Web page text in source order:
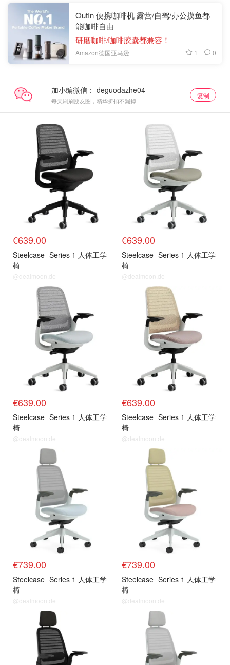
OutIn 便携咖啡机 露营/自驾/办公摸鱼都
能咖啡自由
研磨咖啡/咖啡胶囊都兼容！
Amazon德国亚马逊 1 0
加小编微信：
每天刷刷朋友圈，精华折扣不漏掉
复制
€639.00
Steelcase Series 1 人体工学
椅
@dealmoon.de
€639.00
Steelcase Series 1 人体工学
椅
@dealmoon.de
€639.00
Steelcase Series 1 人体工学
椅
@dealmoon.de
€639.00
Steelcase Series 1 人体工学
椅
@dealmoon.de
€739.00
Steelcase Series 1 人体工学
椅
@dealmoon.de
€739.00
Steelcase Series 1 人体工学
椅
@dealmoon.de